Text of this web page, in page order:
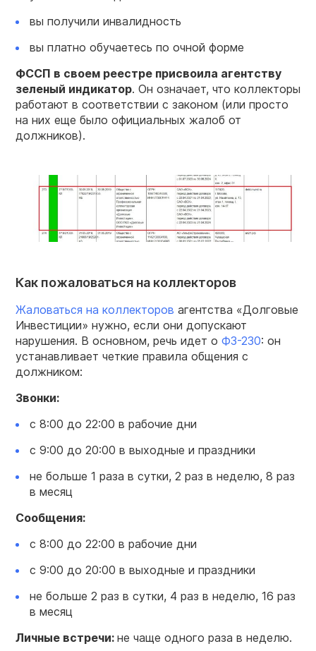
вы получили инвалидность
вы платно обучаетесь по очной форме
ФССП в своем реестре присвоила агентству
зеленый индикатор. Он означает, что коллекторы
работают в соответствии с законом (или просто
на них еще было официальных жалоб от
должников).
Как пожаловаться на коллекторов
Жаловаться на коллекторов агентства «Долговые
Инвестиции» нужно, если они допускают
нарушения. В основном, речь идет о ФЗ-230: он
устанавливает четкие правила общения с
должником:
Звонки:
с 8:00 до 22:00 в рабочие дни
с 9:00 до 20:00 в выходные и праздники
не больше 1 раза в сутки, 2 раз в неделю, 8 раз
в месяц
Сообщения:
с 8:00 до 22:00 в рабочие дни
с 9:00 до 20:00 в выходные и праздники
не больше 2 раз в сутки, 4 раз в неделю, 16 раз
в месяц
Личные встречи: не чаще одного раза в неделю.